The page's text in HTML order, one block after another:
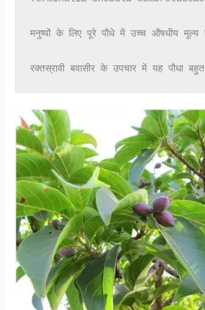
मनुष्यों के लिए पूरे पौधे में उच्च औषधीय मूल्य
रक्तस्रावी बवासीर के उपचार में यह पौधा